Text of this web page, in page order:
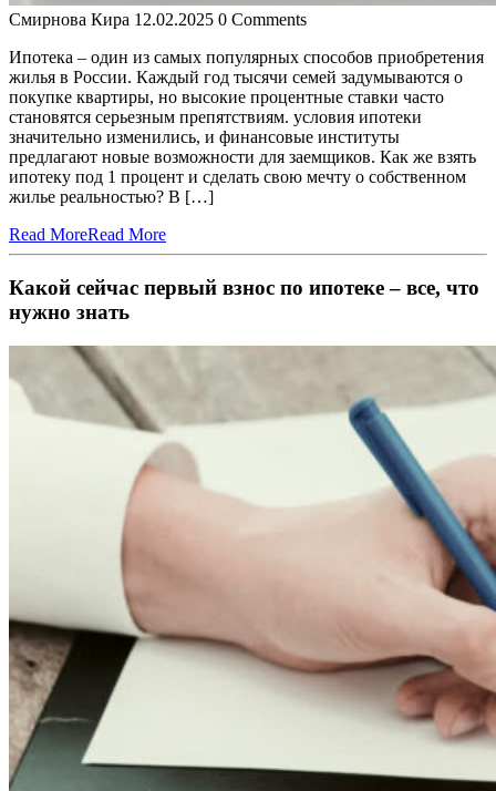
Смирнова Кира 12.02.2025 0 Comments
Ипотека – один из самых популярных способов приобретения
жилья в России. Каждый год тысячи семей задумываются о
покупке квартиры, но высокие процентные ставки часто
становятся серьезным препятствиям. условия ипотеки
значительно изменились, и финансовые институты
предлагают новые возможности для заемщиков. Как же взять
ипотеку под 1 процент и сделать свою мечту о собственном
жилье реальностью? В […]
Read MoreRead More
Какой сейчас первый взнос по ипотеке – все, что
нужно знать